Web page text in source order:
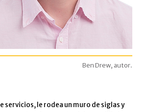
Ben Drew, autor.
servicios, le rodea un muro de siglas y